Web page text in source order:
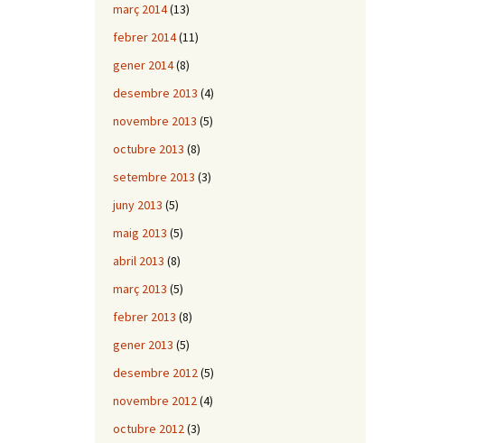
març 2014(13)
febrer 2014(11)
gener 2014(8)
desembre 2013 (4)
novembre 2013 (5)
octubre 2013 (8)
setembre 2013 (3)
juny 2013 (5)
maig 2013 (5)
abril 2013 (8)
març 2013 (5)
febrer 2013 (8)
gener 2013 (5)
desembre 2012(5)
novembre 2012(4)
octubre 2012(3)